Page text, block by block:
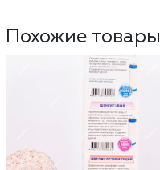
Похожие товары